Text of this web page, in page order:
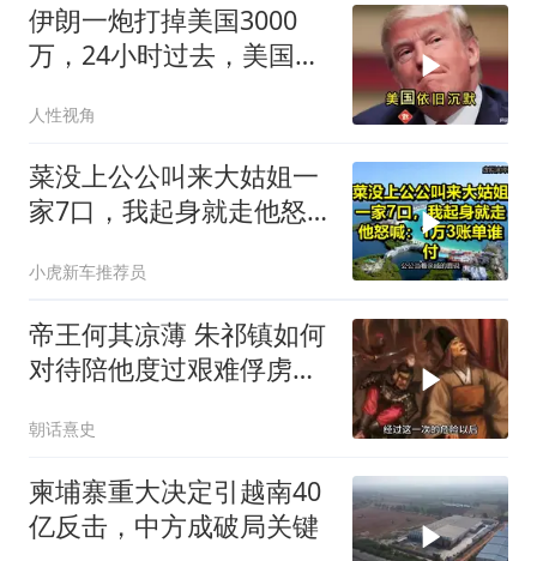
伊朗一炮打掉美国3000
万，24小时过去，美国依
人性视角
菜没上公公叫来大姑姐一
家7口，我起身就走他怒
小虎新车推荐员
帝王何其凉薄 朱祁镇如何
对待陪他度过艰难俘虏生
朝话熹史
柬埔寨重大决定引越南40
亿反击，中方成破局关键